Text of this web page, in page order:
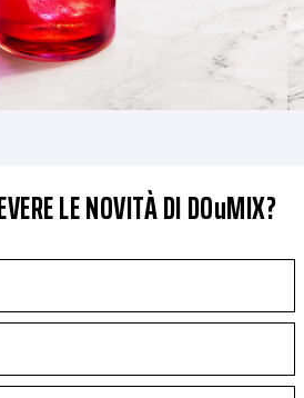
LE NOVITÀ DI DOuMIX?